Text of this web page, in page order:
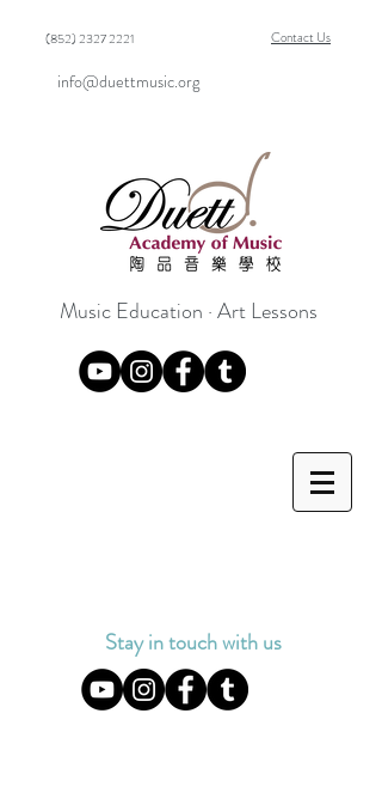
Contact Us
(852) 2327 2221
info@duettmusic.org
Music Education · Art Lessons
Stay in touch with us